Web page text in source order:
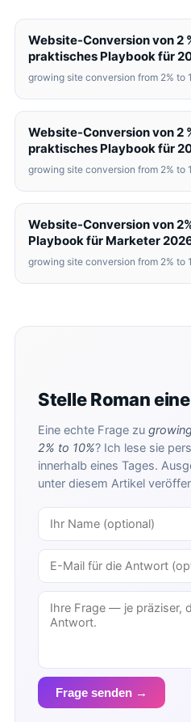
Website-Conversion von 2
praktisches Playbook für
growing site conversion from 2% to
Website-Conversion von 2
praktisches Playbook für
growing site conversion from 2% to
Website-Conversion von
Playbook für Marketer
growing site conversion from 2% to
Stelle Roman
Eine echte Frage zu
2% to 10%? Ich lese sie
innerhalb eines Tages.
unter diesem Artikel
Frage senden →